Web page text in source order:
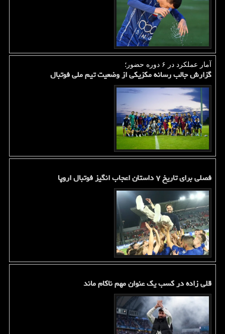
آمار عملكرد در ۶ دوره حضور؛
گزارش جالب رسانه مکزیکی از وضعیت تیم ملی فوتبال
فصلی برای تاریخ ۷ داستان اعجاب انگیز فوتبال اروپا
قلی زاده در کسب یک عنوان مهم ناکام ماند